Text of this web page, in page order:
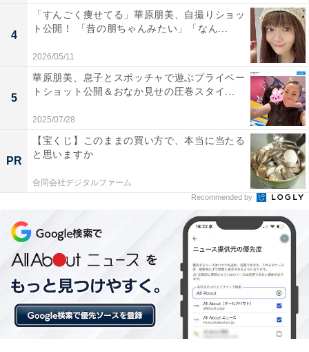
4
「すんごく痩せてる」華原朋美、自撮りショッ
ト公開！ 「昔の朋ちゃんみたい」「なん...
2026/05/11
5
華原朋美、息子とスポッチャで遊ぶプライベー
トショット公開＆おなか見せの圧巻スタイ...
2025/07/28
PR
【宝くじ】このままの買い方で、本当に当たる
と思いますか
合同会社デジタルファーム
Recommended by